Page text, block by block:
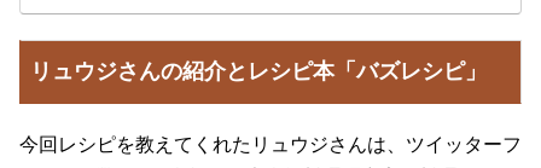
リュウジさんの紹介とレシピ本「バズレシピ」
今回レシピを教えてくれたリュウジさんは、ツイッターフ